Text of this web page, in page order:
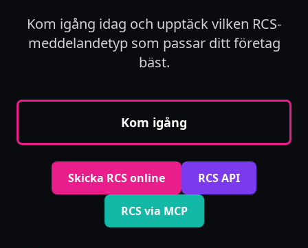
Kom igång idag och upptäck vilken RCS-
meddelandetyp som passar ditt företag
bäst.
Kom igång
Skicka RCS online RCS API
RCS via MCP